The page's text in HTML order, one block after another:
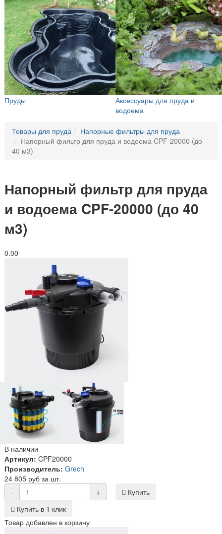
Пруды
Аксессуары для пруда и
водоема
Товары для пруда
Напорные фильтры для пруда
Напорный фильтр для пруда и водоема CPF-20000 (до
40 м3)
Напорный фильтр для пруда
и водоема CPF-20000 (до 40
м3)
0.00
В наличии
Артикул: CPF20000
Производитель: Grech
24 805 руб за шт.
-
+
Купить
Купить в 1 клик
Товар добавлен в корзину